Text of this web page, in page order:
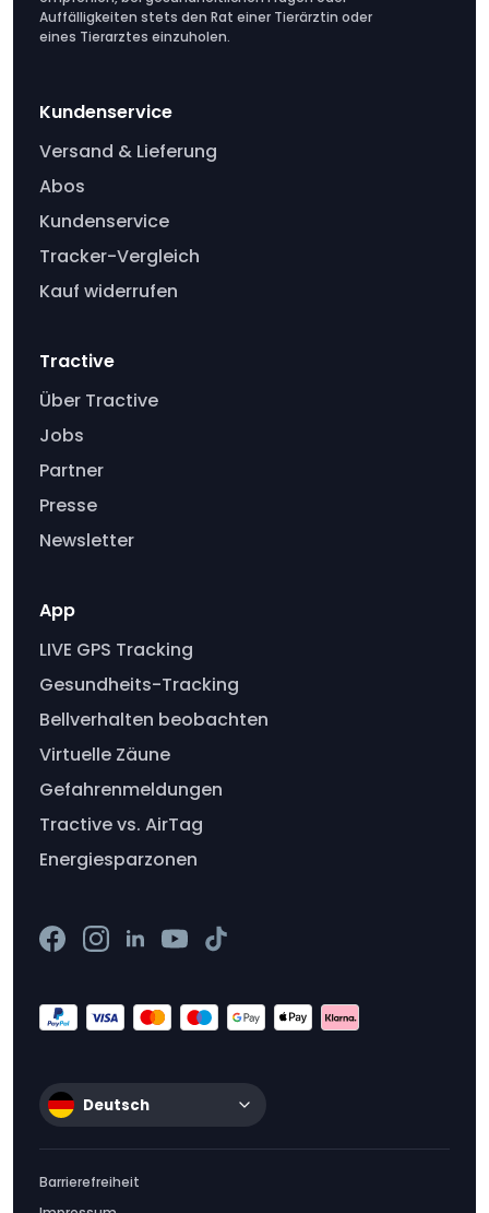
Auffälligkeiten stets den Rat einer Tierärztin oder
eines Tierarztes einzuholen.
Kundenservice
Versand & Lieferung
Abos
Kundenservice
Tracker-Vergleich
Kauf widerrufen
Tractive
Über Tractive
Jobs
Partner
Presse
Newsletter
App
LIVE GPS Tracking
Gesundheits-Tracking
Bellverhalten beobachten
Virtuelle Zäune
Gefahrenmeldungen
Tractive vs. AirTag
Energiesparzonen
Deutsch
Barrierefreiheit